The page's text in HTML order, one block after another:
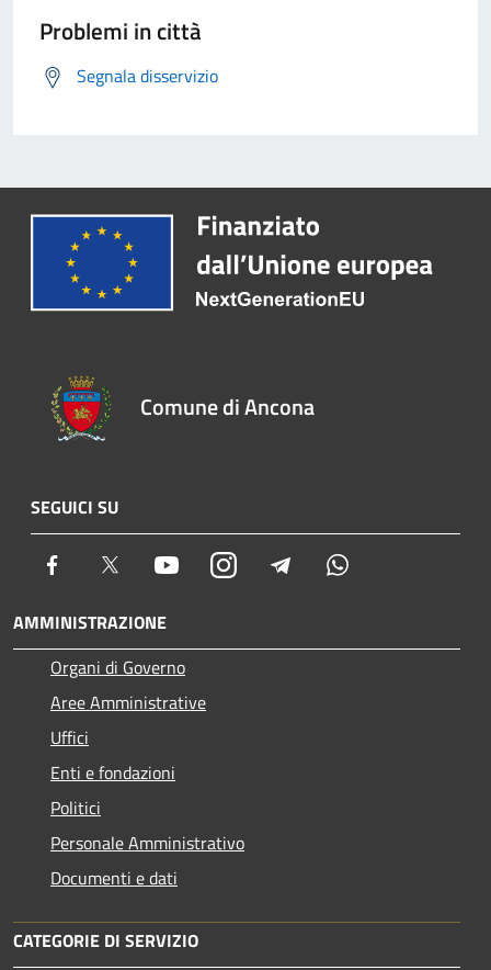
Problemi in città
Segnala disservizio
Comune di Ancona
SEGUICI SU
Facebook Twitter YoutubeInstagram Telegram
AMMINISTRAZIONE
Organi di Governo
Aree Amministrative
Uffici
Enti e fondazioni
Politici
Personale Amministrativo
Documenti e dati
CATEGORIE DI SERVIZIO